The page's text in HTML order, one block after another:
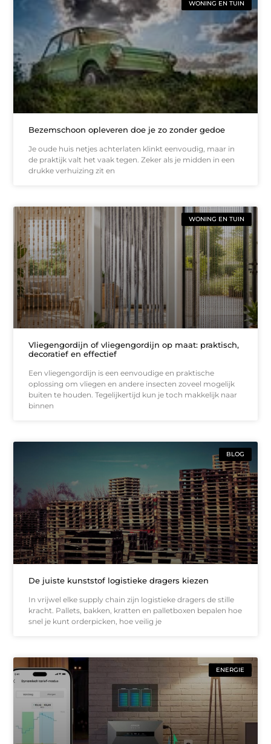
WONING EN TUIN
Bezemschoon opleveren doe je zo zonder gedoe
Je oude huis netjes achterlaten klinkt eenvoudig, maar in
de praktijk valt het vaak tegen. Zeker als je midden in een
drukke verhuizing zit en
WONING EN TUIN
Vliegengordijn of vliegengordijn op maat: praktisch,
decoratief en effectief
Een vliegengordijn is een eenvoudige en praktische
oplossing om vliegen en andere insecten zoveel mogelijk
buiten te houden. Tegelijkertijd kun je toch makkelijk naar
binnen
BLOG
De juiste kunststof logistieke dragers kiezen
In vrijwel elke supply chain zijn logistieke dragers de stille
kracht. Pallets, bakken, kratten en palletboxen bepalen hoe
snel je kunt orderpicken, hoe veilig je
ENERGIE